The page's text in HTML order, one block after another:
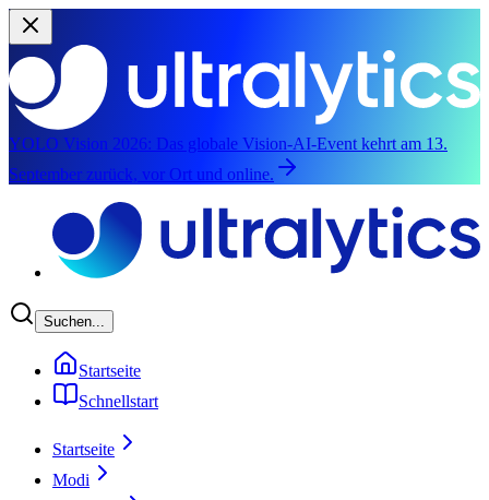
YOLO Vision 2026: Das globale Vision-AI-Event kehrt am 13.
September zurück, vor Ort und online.
Suchen...
Startseite
Schnellstart
Startseite
Modi